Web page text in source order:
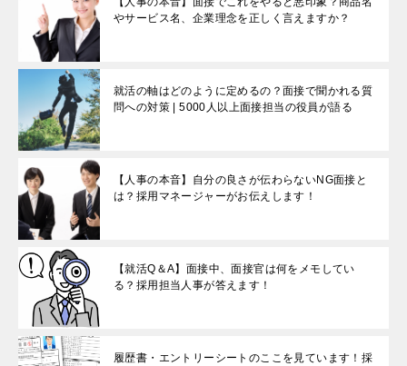
やサービス名、企業理念を正しく言えますか？
就活の軸はどのように定めるの？面接で聞かれる質
問への対策 | 5000人以上面接担当の役員が語る
【人事の本音】自分の良さが伝わらないNG面接と
は？採用マネージャーがお伝えします！
【就活Q＆A】面接中、面接官は何をメモしてい
る？採用担当人事が答えます！
履歴書・エントリーシートのここを見ています！採